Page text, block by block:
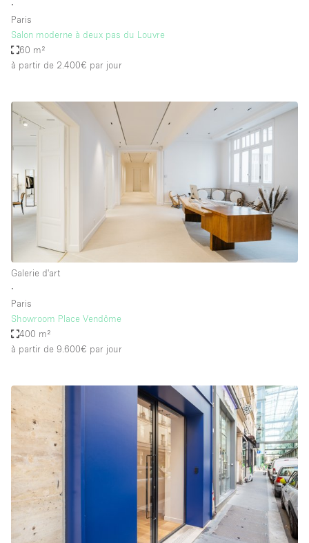
∙
Paris
Salon moderne à deux pas du Louvre
60 m²
à partir de 2.400€ par jour
Galerie d'art
∙
Paris
Showroom Place Vendôme
400 m²
à partir de 9.600€ par jour